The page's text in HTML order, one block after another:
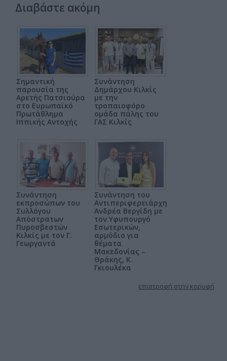
Διαβάστε ακόμη
Σημαντική
παρουσία της
Αρετής Πατσιούρα
στο Ευρωπαϊκό
Πρωτάθλημα
Ιππικής Αντοχής
Συνάντηση
Δημάρχου Κιλκίς
με την
τροπαιοφόρο
ομάδα πάλης του
ΓΑΣ Κιλκίς
Συνάντηση
εκπροσώπων του
Συλλόγου
Απόστρατων
Πυροσβεστών
Κιλκίς με τον Γ.
Γεωργαντά
Συνάντηση του
Αντιπεριφερειάρχη
Ανδρέα Βεργίδη με
τον Υφυπουργό
Εσωτερικών,
αρμόδιο για
θέματα
Μακεδονίας –
Θράκης, Κ.
Γκιουλέκα
επιστροφή στην κορυφή